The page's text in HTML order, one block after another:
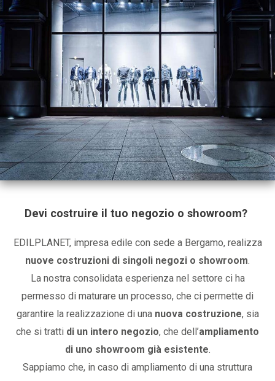
Devi costruire il tuo negozio o showroom?
EDILPLANET, impresa edile con sede a Bergamo, realizza
nuove costruzioni di singoli negozi o showroom.
La nostra consolidata esperienza nel settore ci ha
permesso di maturare un processo, che ci permette di
garantire la realizzazione di una nuova costruzione, sia
che si tratti di un intero negozio, che dell’ampliamento
di uno showroom già esistente.
Sappiamo che, in caso di ampliamento di una struttura